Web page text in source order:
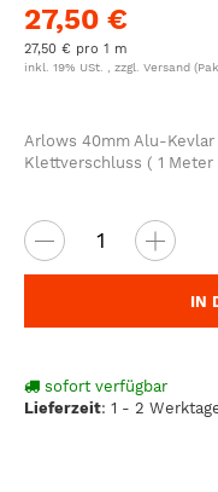
27,50 €
27,50 € pro 1 m
inkl. 19% USt. , zzgl. Versand
Arlows 40mm Alu-
Klettverschluss ( 1 Meter
IN
sofort verfügbar
Lieferzeit: 1 - 2